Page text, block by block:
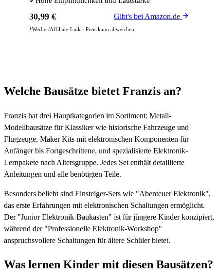
30,99 € Gibt's bei Amazon.de
*Werbe-/Affiliate-Link · Preis kann abweichen
Welche Bausätze bietet Franzis an?
Franzis hat drei Hauptkategorien im Sortiment: Metall-
Modellbausätze für Klassiker wie historische Fahrzeuge und
Flugzeuge, Maker Kits mit elektronischen Komponenten für
Anfänger bis Fortgeschrittene, und spezialisierte Elektronik-
Lernpakete nach Altersgruppe. Jedes Set enthält detaillierte
Anleitungen und alle benötigten Teile.
Besonders beliebt sind Einsteiger-Sets wie "Abenteuer Elektronik",
das erste Erfahrungen mit elektronischen Schaltungen ermöglicht.
Der "Junior Elektronik-Baukasten" ist für jüngere Kinder konzipiert,
während der "Professionelle Elektronik-Workshop"
anspruchsvollere Schaltungen für ältere Schüler bietet.
Was lernen Kinder mit diesen Bausätzen?